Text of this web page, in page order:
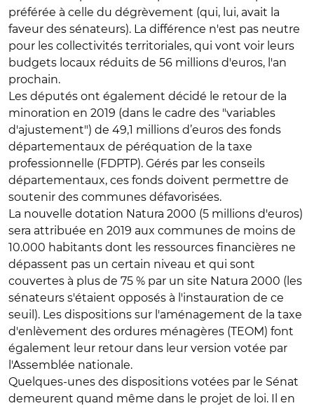
préférée à celle du dégrèvement (qui, lui, avait la
faveur des sénateurs). La différence n'est pas neutre
pour les collectivités territoriales, qui vont voir leurs
budgets locaux réduits de 56 millions d'euros, l'an
prochain.
Les députés ont également décidé le retour de la
minoration en 2019 (dans le cadre des "variables
d'ajustement") de 49,1 millions d’euros des fonds
départementaux de péréquation de la taxe
professionnelle (FDPTP). Gérés par les conseils
départementaux, ces fonds doivent permettre de
soutenir des communes défavorisées.
La nouvelle dotation Natura 2000 (5 millions d'euros)
sera attribuée en 2019 aux communes de moins de
10.000 habitants dont les ressources financières ne
dépassent pas un certain niveau et qui sont
couvertes à plus de 75 % par un site Natura 2000 (les
sénateurs s'étaient opposés à l'instauration de ce
seuil). Les dispositions sur l'aménagement de la taxe
d'enlèvement des ordures ménagères (TEOM) font
également leur retour dans leur version votée par
l'Assemblée nationale.
Quelques-unes des dispositions votées par le Sénat
demeurent quand même dans le projet de loi. Il en